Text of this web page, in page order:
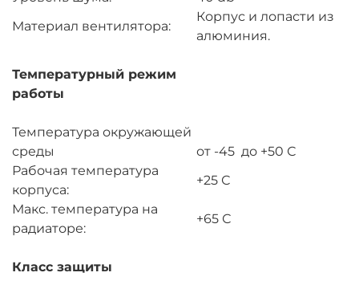
Материал вентилятора:
Корпус и лопасти из
алюминия.
Температурный режим
работы
Температура окружающей
среды
от -45 до +50 С
Рабочая температура
корпуса:
+25 С
Макс. температура на
радиаторе:
+65 С
Класс защиты